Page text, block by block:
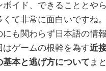
ボイド、できることとや
て非常に面白いですね
も関わらず日本語の情
ゲームの根幹を為す近
本と逃げ方について ま